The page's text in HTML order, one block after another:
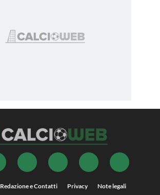
Redazione e Contatti Privacy Note legali